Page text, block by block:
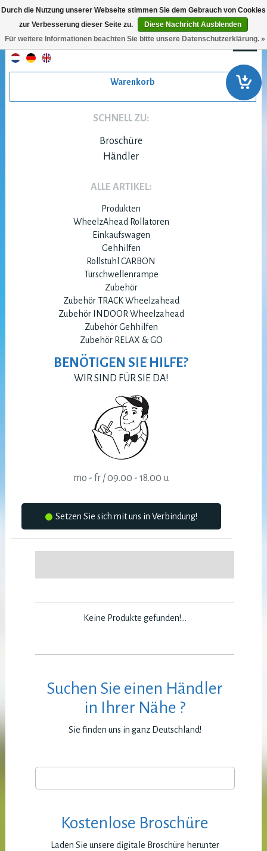
Warenkorb
SCHNELL ZU:
Broschüre
Händler
ALLE ARTIKEL:
Produkten
WheelzAhead Rollatoren
Einkaufswagen
Gehhilfen
Rollstuhl CARBON
Türschwellenrampe
Zubehör
Zubehör TRACK Wheelzahead
Zubehör INDOOR Wheelzahead
Zubehör Gehhilfen
Zubehör RELAX & GO
BENÖTIGEN SIE HILFE?
WIR SIND FÜR SIE DA!
mo - fr / 09.00 - 18.00 u
Setzen Sie sich mit uns in Verbindung!
Keine Produkte gefunden!...
Suchen Sie einen Händler
in Ihrer Nähe ?
Sie finden uns in ganz Deutschland!
Kostenlose Broschüre
Laden Sie unsere digitale Broschüre herunter
Durch die Nutzung unserer Webseite stimmen Sie dem Gebrauch von Cookies
zur Verbesserung dieser Seite zu.
Diese Nachricht Ausblenden
Für weitere Informationen beachten Sie bitte unsere Datenschutzerklärung. »